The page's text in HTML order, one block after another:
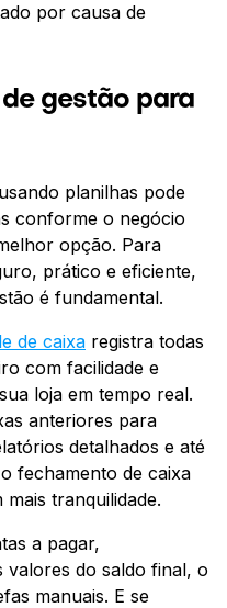
por causa de
gestão para
planilhas pode
conforme o negócio
opção. Para
prático e eficiente,
é fundamental.
de caixa registra todas
com facilidade e
loja em tempo real.
anteriores para
detalhados e até
fechamento de caixa
tranquilidade.
a pagar,
valores do saldo final, o
manuais. E se